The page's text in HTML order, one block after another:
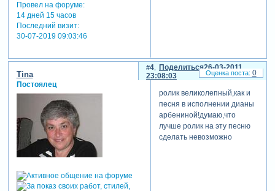
Провел на форуме:
14 дней 15 часов
Последний визит:
30-07-2019 09:03:46
Поделиться
4
26-03-2011
23:08:03
Tina
Постоялец
ролик великолепный,как и
песня в исполнении дианы
арбениной!думаю,что
лучше ролик на эту песню
сделать невозможно
0